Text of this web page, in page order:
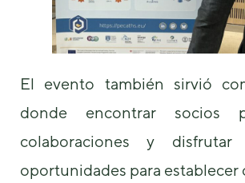
El evento también sirvió
donde encontrar socios
colaboraciones y disfrutar
oportunidades para establecer